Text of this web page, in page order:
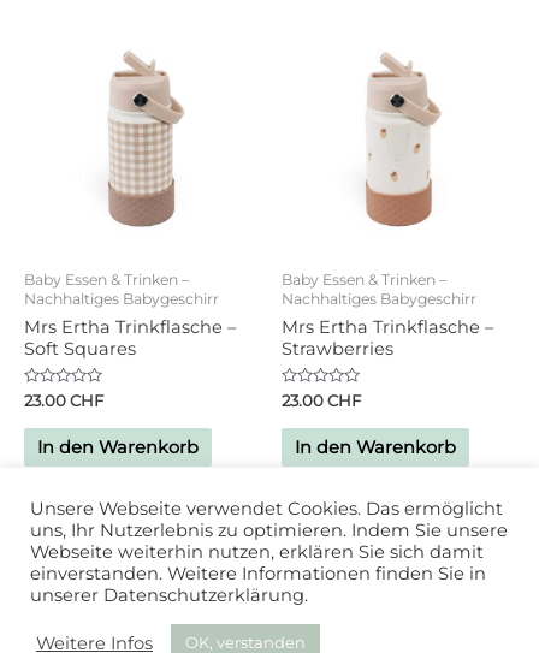
Baby Essen & Trinken –
Nachhaltiges Babygeschirr
Mrs Ertha Trinkflasche –
Soft Squares
Bewertet
0
von
23.00CHF
In den Warenkorb
Baby Essen & Trinken –
Nachhaltiges Babygeschirr
Mrs Ertha Trinkflasche –
Strawberries
Bewertet
0
von
23.00CHF
In den Warenkorb
Unsere Webseite verwendet Cookies. Das ermöglicht
uns, Ihr Nutzerlebnis zu optimieren. Indem Sie unsere
Webseite weiterhin nutzen, erklären Sie sich damit
einverstanden. Weitere Informationen finden Sie in
unserer Datenschutzerklärung.
Weitere Infos OK, verstanden